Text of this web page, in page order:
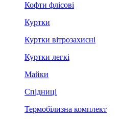
Кофти флісові
Куртки
Куртки вітрозахисні
Куртки легкі
Майки
Спідниці
Термобілизна комплект